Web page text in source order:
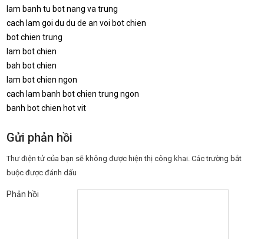
lam banh tu bot nang va trung
cach lam goi du du de an voi bot chien
bot chien trung
lam bot chien
bah bot chien
lam bot chien ngon
cach lam banh bot chien trung ngon
banh bot chien hot vit
Gửi phản hồi
Thư điện tử của bạn sẽ không được hiện thị công khai. Các trường bắt
buộc được đánh dấu
Phản hồi